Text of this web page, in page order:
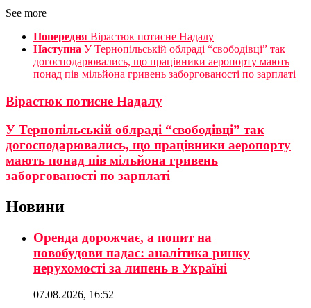
See more
Попередня Вірастюк потисне Надалу
Наступна У Тернопільській облраді “свободівці” так
догосподарювались, що працівники аеропорту мають
понад пів мільйона гривень заборгованості по зарплаті
Вірастюк потисне Надалу
У Тернопільській облраді “свободівці” так
догосподарювались, що працівники аеропорту
мають понад пів мільйона гривень
заборгованості по зарплаті
Новини
Оренда дорожчає, а попит на
новобудови падає: аналітика ринку
нерухомості за липень в Україні
07.08.2026, 16:52